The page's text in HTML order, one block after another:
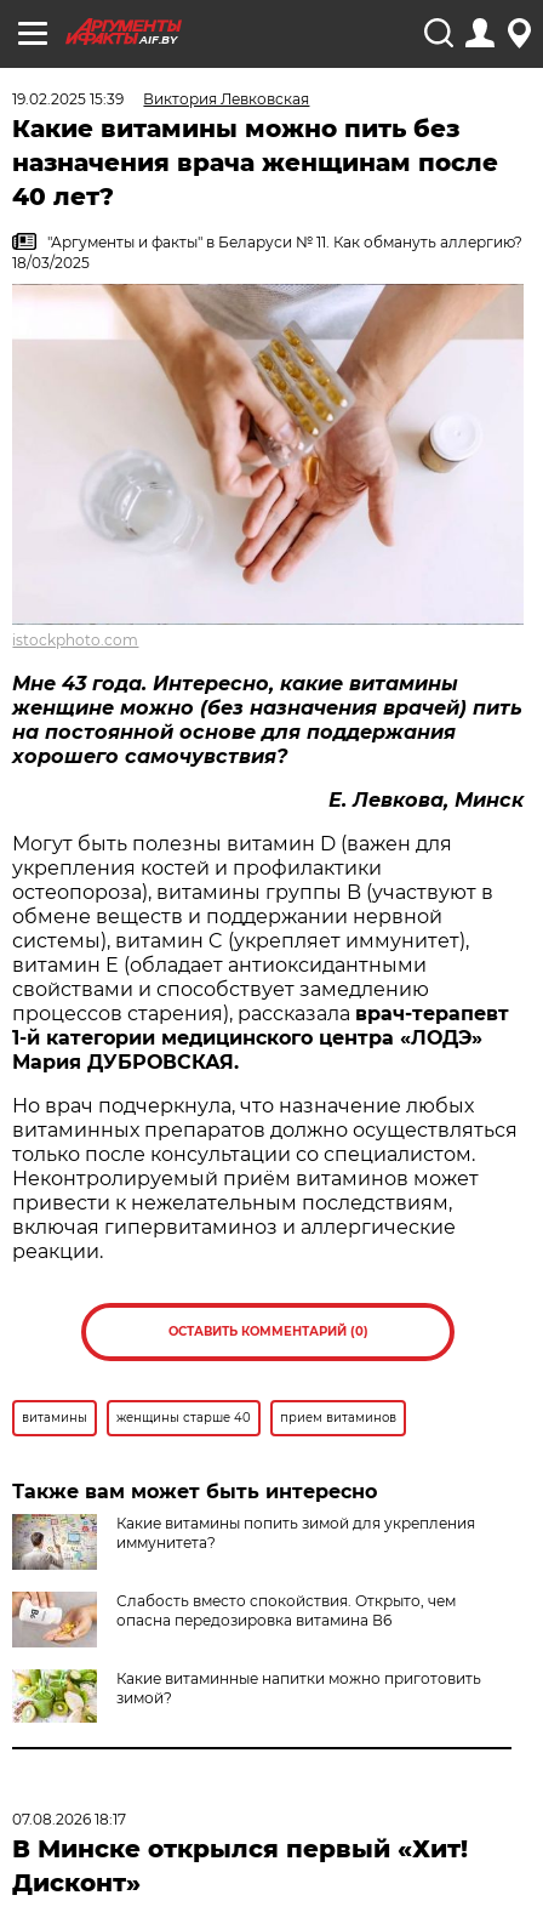
AIF.BY
19.02.2025 15:39 Виктория Левковская
Какие витамины можно пить без
назначения врача женщинам после
40 лет?
"Аргументы и факты" в Беларуси № 11. Как обмануть аллергию?
18/03/2025
istockphoto.com
Мне 43 года. Интересно, какие витамины
женщине можно (без назначения врачей) пить
на постоянной основе для поддержания
хорошего самочувствия?
Е. Левкова, Минск
Могут быть полезны витамин D (важен для
укрепления костей и профилактики
остеопороза), витамины группы B (участвуют в
обмене веществ и поддержании нервной
системы), витамин C (укрепляет иммунитет),
витамин E (обладает антиоксидантными
свойствами и способствует замедлению
процессов старения), рассказала врач-терапевт
1-й категории медицинского центра «ЛОДЭ»
Мария ДУБРОВСКАЯ.
Но врач подчеркнула, что назначение любых
витаминных препаратов должно осуществляться
только после консультации со специалистом.
Неконтролируемый приём витаминов может
привести к нежелательным последствиям,
включая гипервитаминоз и аллергические
реакции.
ОСТАВИТЬ КОММЕНТАРИЙ (0)
витамины женщины старше 40 прием витаминов
Также вам может быть интересно
Какие витамины попить зимой для укрепления
иммунитета?
Слабость вместо спокойствия. Открыто, чем
опасна передозировка витамина В6
Какие витаминные напитки можно приготовить
зимой?
07.08.2026 18:17
В Минске открылся первый «Хит!
Дисконт»